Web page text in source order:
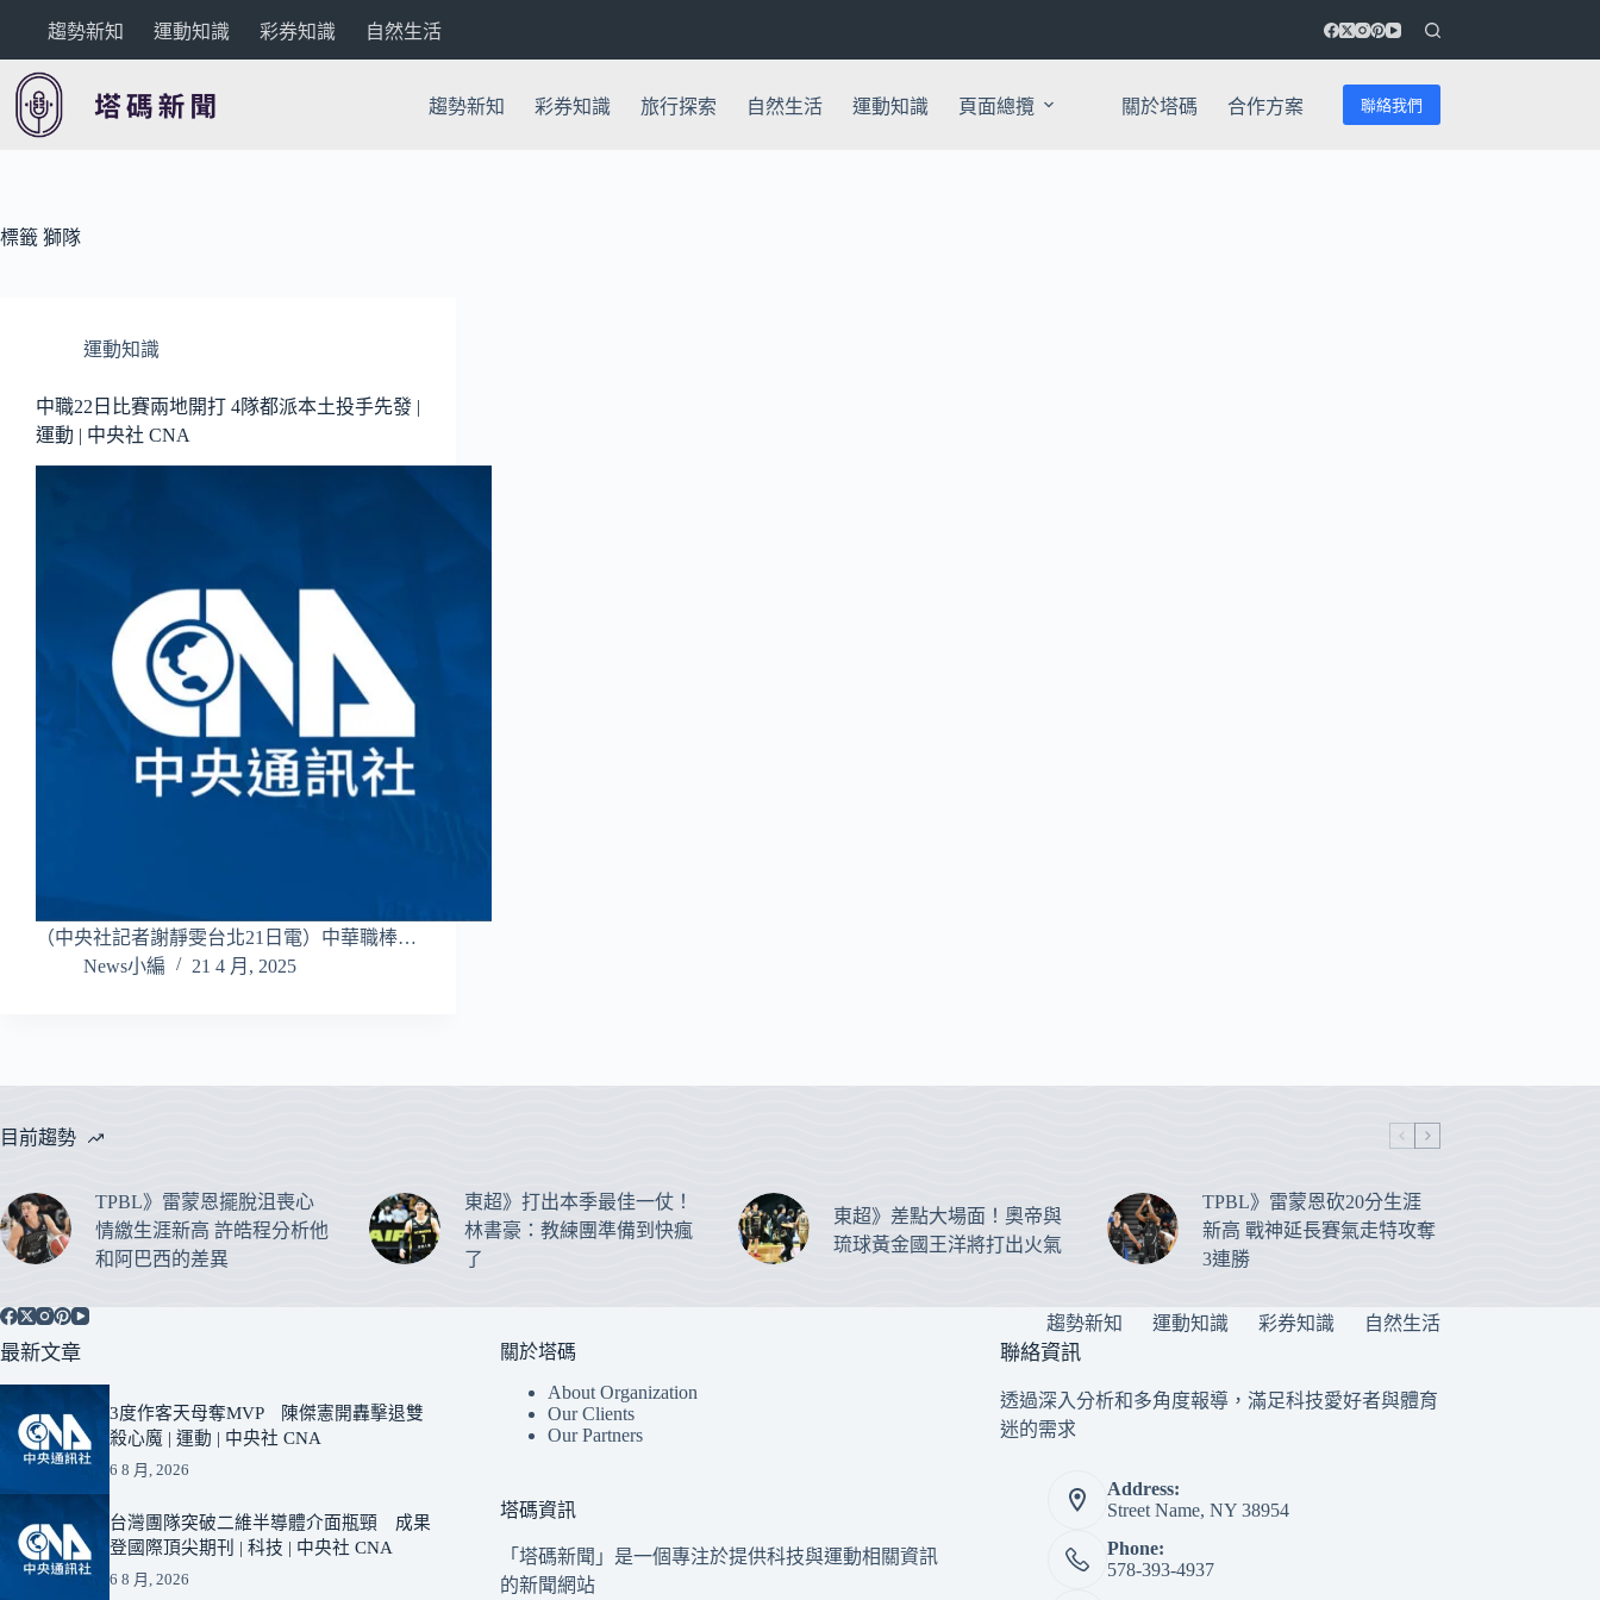
要
內
趨勢新知 運動知識 彩券知識 自然生活
趨勢新知 彩券知識 旅行探索 自然生活 運動知識 頁面總攬 關於塔碼 合作方案 聯絡我們
標籤 獅隊
運動知識
中職22日比賽兩地開打 4隊都派本土投手先發 |
運動 | 中央社 CNA
（中央社記者謝靜雯台北21日電）中華職棒…
News小編
21 4 月, 2025
目前趨勢
TPBL》雷蒙恩擺脫沮喪心
情繳生涯新高 許皓程分析他
和阿巴西的差異
東超》打出本季最佳一仗！
林書豪：教練團準備到快瘋
了
東超》差點大場面！奧帝與
琉球黃金國王洋將打出火氣
TPBL》雷蒙恩砍20分生涯
新高 戰神延長賽氣走特攻奪
3連勝
趨勢新知 運動知識 彩券知識 自然生活
最新文章
3度作客天母奪MVP 陳傑憲開轟擊退雙
殺心魔 | 運動 | 中央社 CNA
6 8 月, 2026
台灣團隊突破二維半導體介面瓶頸 成果
登國際頂尖期刊 | 科技 | 中央社 CNA
6 8 月, 2026
關於塔碼
About Organization
Our Clients
Our Partners
塔碼資訊
「塔碼新聞」是一個專注於提供科技與運動相關資訊
的新聞網站
聯絡資訊
透過深入分析和多角度報導，滿足科技愛好者與體育
迷的需求
Address:
Street Name, NY 38954
Phone:
578-393-4937